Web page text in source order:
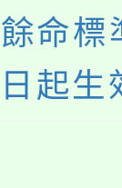
命標
起生